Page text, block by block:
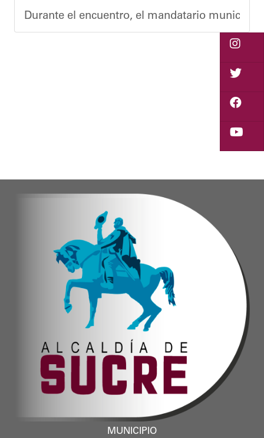
Durante el encuentro, el mandatario
El programa "Café con Leyes" se consolida
Oskarina Rosso.
MUNICIPIO